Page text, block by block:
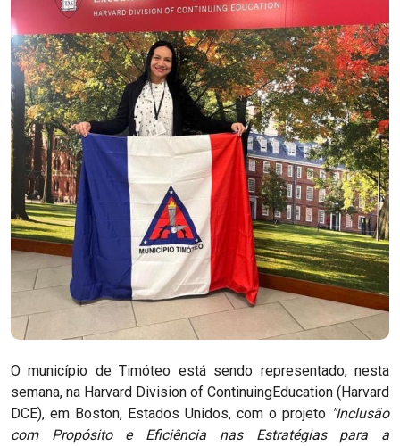
O município de Timóteo está sendo representado, nesta
semana, na Harvard Division of ContinuingEducation (Harvard
DCE), em Boston, Estados Unidos, com o projeto "Inclusão
com Propósito e Eficiência nas Estratégias para a